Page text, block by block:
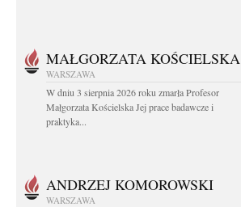
MAŁGORZATA KOŚCIELSKA
WARSZAWA
W dniu 3 sierpnia 2026 roku zmarła Profesor
Małgorzata Kościelska Jej prace badawcze i
praktyka...
ANDRZEJ KOMOROWSKI
WARSZAWA